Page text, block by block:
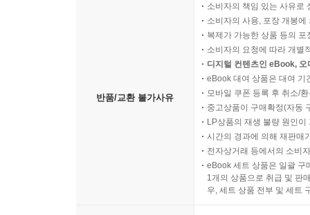
반품/교환 불가사유
소비자의 책임 있는 사유로
소비자의 사용, 포장 개봉
복제가 가능한 상품 등의
소비자의 요청에 따라 개별
디지털 컨텐츠인 eBook,
eBook 대여 상품은 대여 기
모바일 쿠폰 등록 후 취소/
중고상품이 구매확정(자동
LP상품의 재생 불량 원인
시간의 경과에 의해 재판매
전자상거래 등에서의 소비
eBook 세트 상품은 일괄 구
1개의 상품으로 취급 및 판
우, 세트 상품 전부 및 세트